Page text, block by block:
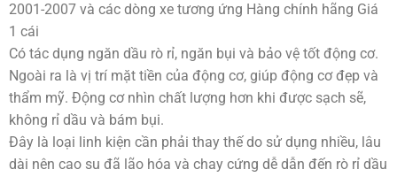
2001-2007 và các dòng xe tương ứng Hàng chính hãng Giá
1 cái
Có tác dụng ngăn dầu rò rỉ, ngăn bụi và bảo vệ tốt động cơ.
Ngoài ra là vị trí mặt tiền của động cơ, giúp động cơ đẹp và
thẩm mỹ. Động cơ nhìn chất lượng hơn khi được sạch sẽ,
không rỉ dầu và bám bụi.
Đây là loại linh kiện cần phải thay thế do sử dụng nhiều, lâu
dài nên cao su đã lão hóa và chay cứng dễ dẫn đến rò rỉ dầu